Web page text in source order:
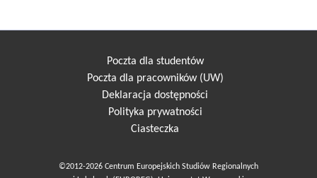
Poczta dla studentów
Poczta dla pracowników (UW)
Deklaracja dostępności
Polityka prywatności
Ciasteczka
©2012-2026 Centrum Europejskich Studiów Regionalnych